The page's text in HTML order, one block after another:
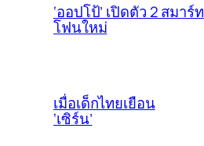
‘ออปโป้’ เปิดตัว 2 สมาร์ท
โฟนใหม่
เมื่อเด็กไทยเยือน
‘เซิร์น’